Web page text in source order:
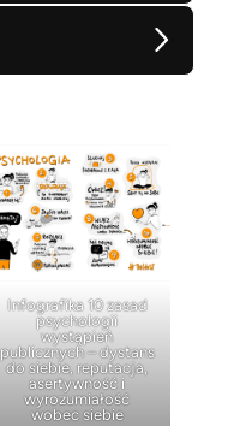
Infografika 10 zasad
psychologii
wystąpień
publicznych – dystans
do siebie, reputacja,
asertywność i
wyrozumiałość
wobec siebie